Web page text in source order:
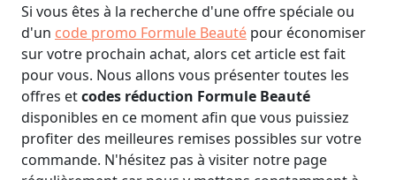
Si vous êtes à la recherche d'une offre spéciale ou
d'un code promo Formule Beauté pour économiser
sur votre prochain achat, alors cet article est fait
pour vous. Nous allons vous présenter toutes les
offres etcodes réduction Formule Beauté
disponibles en ce moment afin que vous puissiez
profiter des meilleures remises possibles sur votre
commande. N'hésitez pas à visiter notre page